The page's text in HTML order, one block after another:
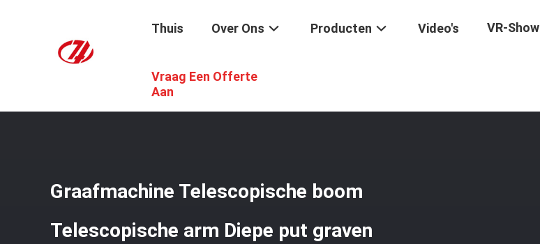
Thuis Over Ons Producten Video's VR-Show
Vraag Een Offerte
Aan
Graafwerktuig Telescopic Boom
Graafmachine Telescopische boom
Telescopische arm Diepe put graven